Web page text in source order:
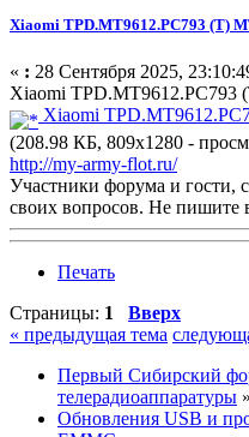
Xiaomi TPD.MT9612.PC793 (T)
« : 28 Сентября 2025,
Xiaomi TPD.MT9612.PC793
Xiaomi
(208.98 КБ, 809x1280 -
http://my-army-flot.ru/
Участники форума и гости,
своих вопросов. Не пишите
Печать
Страницы: 1
Вверх
« предыдущая тема
Первый Сибирский
телерадиоаппаратуры »
Обновления USB и